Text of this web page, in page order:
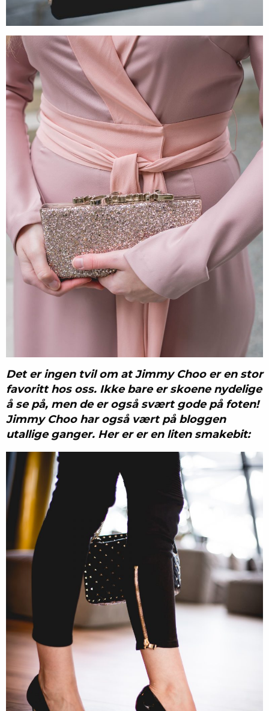
Det er ingen tvil om at Jimmy Choo er en stor
favoritt hos oss. Ikke bare er skoene nydelige
å se på, men de er også svært gode på foten!
Jimmy Choo har også vært på bloggen
utallige ganger. Her er er en liten smakebit: